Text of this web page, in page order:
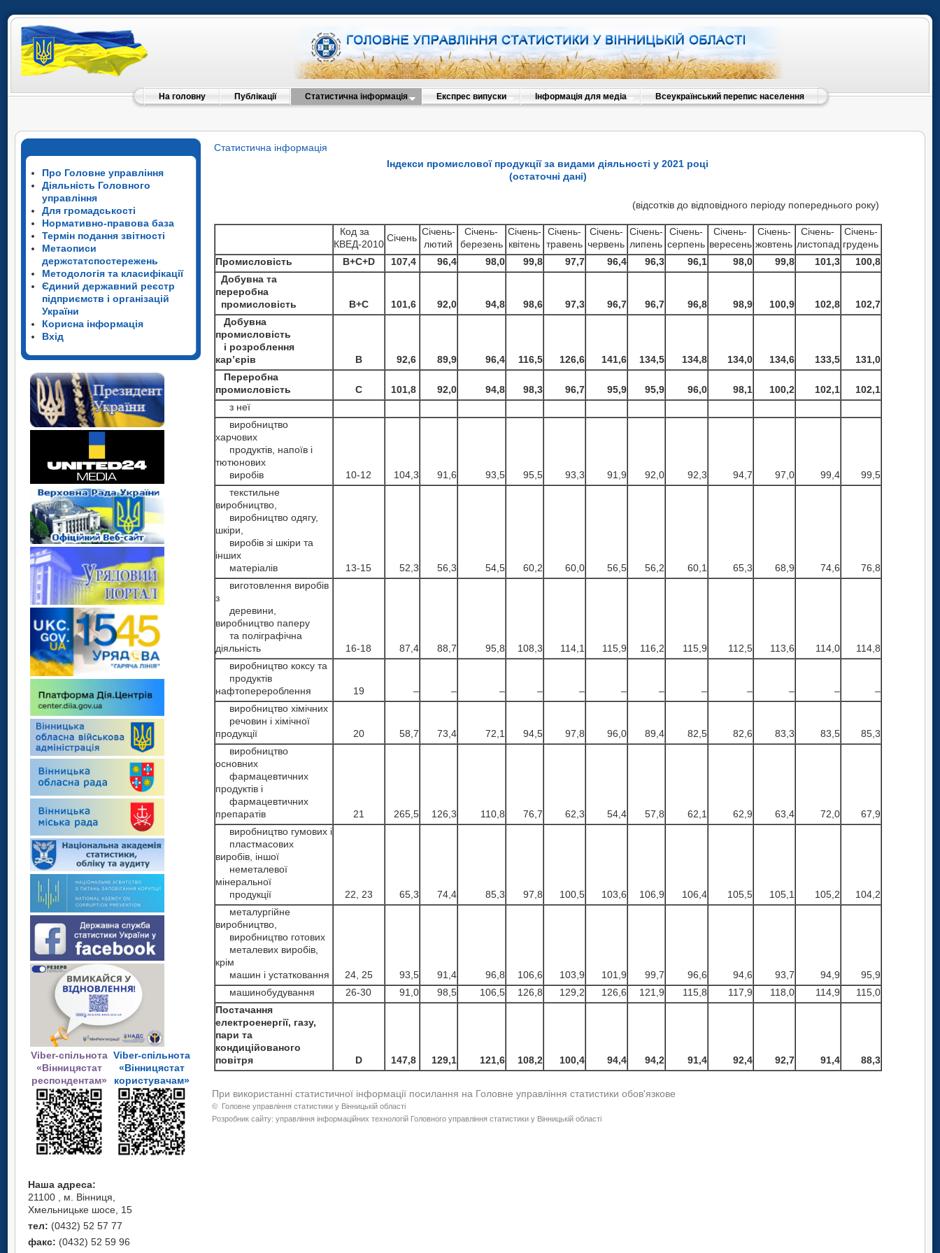
На головну Публікації Статистична інформація Експрес випуски Інформація для медіа Всеукраїнський перепис населення
Про Головне управління
Діяльність Головного
управління
Для громадськості
Нормативно-правова база
Термін подання звітності
Метаописи
держстатспостережень
Методологія та класифікації
Єдиний державний реєстр
підприємств і організацій
України
Корисна інформація
Вхід
Viber-спільнота
«Вінницястат
респондентам»
Viber-спільнота
«Вінницястат
користувачам»
Наша адреса:
21100 , м. Вінниця,
Хмельницьке шосе, 15
тел: (0432) 52 57 77
факс: (0432) 52 59 96
Статистична інформація
Індекси промислової продукції за видами діяльності у 2021 році
(остаточні дані)
(відсотків до відповідного періоду попереднього року)
Код за
КВЕД-2010
Січень
Січень-
лютий
Січень-
березень
Січень-
квітень
Січень-
травень
Січень-
червень
Січень-
липень
Січень-
серпень
Січень-
вересень
Січень-
жовтень
Січень-
листопад
Січень-
грудень
Промисловість
B+C+D 107,4 96,4 98,0 99,8 97,7 96,4 96,3 96,1 98,0 99,8 101,3
100,8
Добувна та
переробна
промисловість
B+C 101,6 92,0 94,8 98,6 97,3 96,7 96,7 96,8 98,9 100,9 102,8
102,7
Добувна
промисловість
і розроблення
кар’єрів
B 92,6 89,9 96,4 116,5 126,6 141,6 134,5 134,8 134,0 134,6 133,5
131,0
Переробна
промисловість
С 101,8 92,0 94,8 98,3 96,7 95,9 95,9 96,0 98,1 100,2 102,1
102,1
з неї
виробництво
харчових
продуктів, напоїв і
тютюнових
виробів
10-12 104,3 91,6 93,5 95,5 93,3 91,9 92,0 92,3 94,7 97,0 99,4
99,5
текстильне
виробництво,
виробництво одягу,
шкіри,
виробів зі шкіри та
інших
матеріалів
13-15 52,3 56,3 54,5 60,2 60,0 56,5 56,2 60,1 65,3 68,9 74,6
76,8
виготовлення виробів
з
деревини,
виробництво паперу
та поліграфічна
діяльність
16-18 87,4 88,7 95,8 108,3 114,1 115,9 116,2 115,9 112,5 113,6 114,0
114,8
виробництво коксу та
продуктів
нафтоперероблення
19 – – – – – – – – – – –
–
виробництво хімічних
речовин і хімічної
продукції
20 58,7 73,4 72,1 94,5 97,8 96,0 89,4 82,5 82,6 83,3 83,5
85,3
виробництво
основних
фармацевтичних
продуктів і
фармацевтичних
препаратів
21 265,5 126,3 110,8 76,7 62,3 54,4 57,8 62,1 62,9 63,4 72,0
67,9
виробництво гумових і
пластмасових
виробів, іншої
неметалевої
мінеральної
продукції
22, 23 65,3 74,4 85,3 97,8 100,5 103,6 106,9 106,4 105,5 105,1 105,2
104,2
металургійне
виробництво,
виробництво готових
металевих виробів,
крім
машин і устатковання
24, 25 93,5 91,4 96,8 106,6 103,9 101,9 99,7 96,6 94,6 93,7 94,9
95,9
машинобудування
26-30 91,0 98,5 106,5 126,8 129,2 126,6 121,9 115,8 117,9 118,0 114,9
115,0
Постачання
електроенергії, газу,
пари та
кондиційованого
повітря
D 147,8 129,1 121,6 108,2 100,4 94,4 94,2 91,4 92,4 92,7 91,4 88,3
При використанні статистичної інформації посилання на Головне управління статистики обов'язкове
© Головне управління статистики у Вінницькій області
Розробник сайту: управління інформаційних технологій Головного управління статистики у Вінницькій області